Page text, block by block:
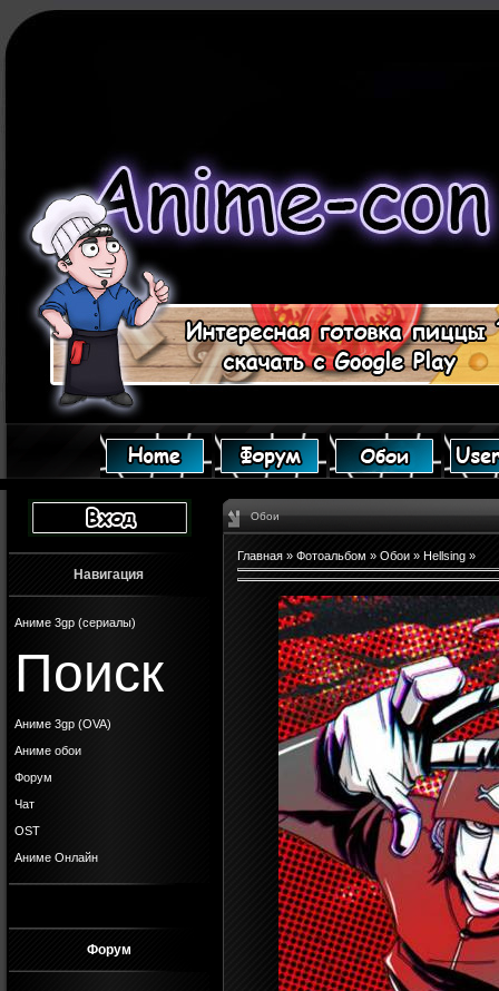
Навигация
Аниме 3gp (сериалы)
Поиск
Аниме 3gp (OVA)
Аниме обои
Форум
Чат
OST
Аниме Онлайн
Форум
Обои
Главная » Фотоальбом » Обои » Hellsing »